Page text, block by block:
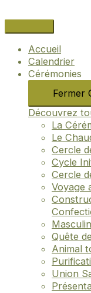
au
contenu
Accueil
Calendrier
Cérémonies
Fermer
Découvrez
La
Le
Cercle
Cycle
Cercle
Voyage
Quête
Animal
Union
des
articles
Internet